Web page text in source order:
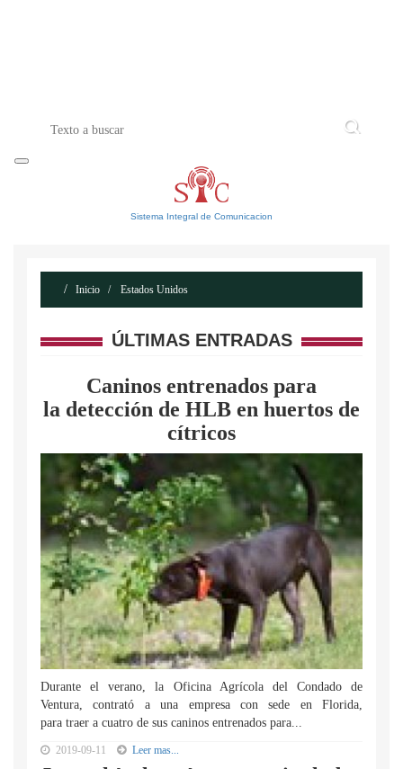
Sistema Integral de Comunicacion
Inicio Estados Unidos
ÚLTIMAS ENTRADAS
Caninos entrenados para
la detección de HLB en huertos de
cítricos
Durante el verano, la Oficina Agrícola del Condado de
Ventura, contrató a una empresa con sede en Florida,
para traer a cuatro de sus caninos entrenados para...
2019-09-11 Leer mas...